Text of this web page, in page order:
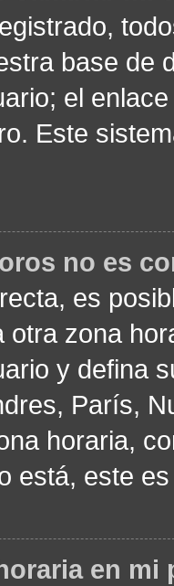
base de
el
Este
no es
es
otra zona
y defina
París,
horaria,
está, este
en